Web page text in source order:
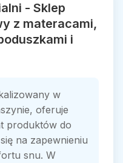
- Sklep
z materacami,
i
w
oferuje
produktów do
na zapewnieniu
snu. W